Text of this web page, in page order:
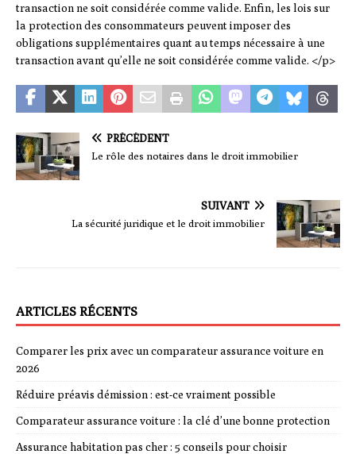
transaction ne soit considérée comme valide. Enfin, les lois sur
la protection des consommateurs peuvent imposer des
obligations supplémentaires quant au temps nécessaire à une
transaction avant qu’elle ne soit considérée comme valide. </p>
PRÉCÉDENT
Le rôle des notaires dans le droit immobilier
SUIVANT
La sécurité juridique et le droit immobilier
ARTICLES RÉCENTS
Comparer les prix avec un comparateur assurance voiture en
2026
Réduire préavis démission : est-ce vraiment possible
Comparateur assurance voiture : la clé d’une bonne protection
Assurance habitation pas cher : 5 conseils pour choisir